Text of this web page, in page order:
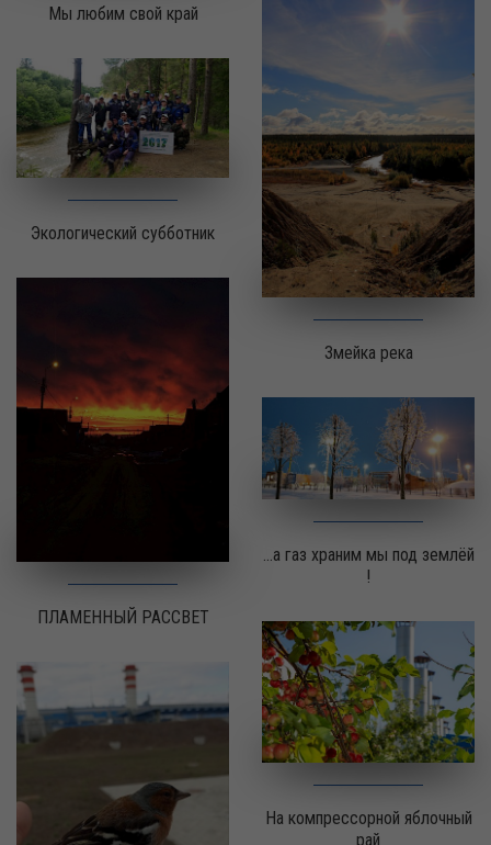
Мы любим свой край
Экологический субботник
ПЛАМЕННЫЙ РАССВЕТ
Змейка река
...а газ храним мы под землёй
!
На компрессорной яблочный
рай